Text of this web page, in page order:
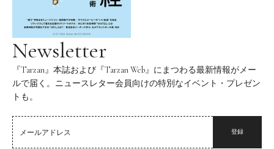
Newsletter
『Tarzan』本誌および『Tarzan Web』にまつわる最新情報がメー
ルで届く。ニュースレター会員向けの特別なイベント・プレゼン
トも。
登録